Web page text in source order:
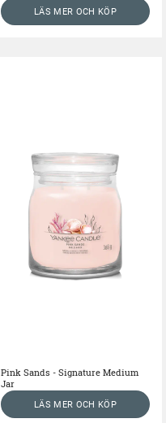
LÄS MER OCH KÖP
Pink Sands - Signature Medium
Jar
LÄS MER OCH KÖP